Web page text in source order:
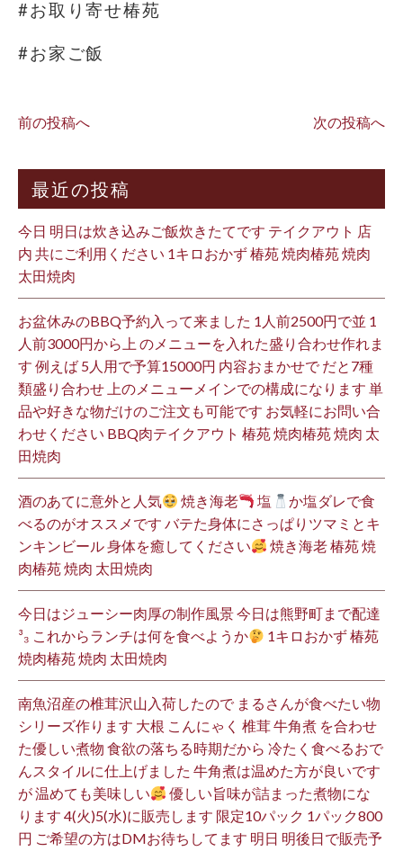
#お取り寄せ椿苑
#お家ご飯
前の投稿へ 次の投稿へ
最近の投稿
今日 明日は炊き込みご飯炊きたてです テイクアウト 店
内 共にご利用ください 1キロおかず 椿苑 焼肉椿苑 焼肉
太田焼肉
お盆休みのBBQ予約入って来ました 1人前2500円で並 1
人前3000円から上 のメニューを入れた盛り合わせ作れま
す 例えば 5人用で予算15000円 内容おまかせで だと7種
類盛り合わせ 上のメニューメインでの構成になります 単
品や好きな物だけのご注文も可能です お気軽にお問い合
わせください BBQ肉テイクアウト 椿苑 焼肉椿苑 焼肉 太
田焼肉
酒のあてに意外と人気 焼き海老 塩
か塩ダレで食
べるのがオススメです バテた身体にさっぱりツマミとキ
ンキンビール 身体を癒してください
焼き海老 椿苑 焼
肉椿苑 焼肉 太田焼肉
今日はジューシー肉厚の制作風景 今日は熊野町まで配達
³₃ これからランチは何を食べようか
1キロおかず 椿苑
焼肉椿苑 焼肉 太田焼肉
南魚沼産の椎茸沢山入荷したので まるさんが食べたい物
シリーズ作ります 大根 こんにゃく 椎茸 牛角煮 を合わせ
た優しい煮物 食欲の落ちる時期だから 冷たく食べるおで
んスタイルに仕上げました 牛角煮は温めた方が良いです
が 温めても美味しい
優しい旨味が詰まった煮物にな
ります 4(火)5(水)に販売します 限定10パック 1パック800
円 ご希望の方はDMお待ちしてます 明日 明後日で販売予